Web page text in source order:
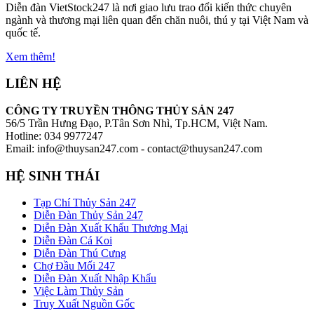
Diễn đàn VietStock247 là nơi giao lưu trao đổi kiến thức chuyên
ngành và thương mại liên quan đến chăn nuôi, thú y tại Việt Nam và
quốc tế.
Xem thêm!
LIÊN HỆ
CÔNG TY TRUYỀN THÔNG THỦY SẢN 247
56/5 Trần Hưng Đạo, P.Tân Sơn Nhì, Tp.HCM, Việt Nam.
Hotline: 034 9977247
Email: info@thuysan247.com - contact@thuysan247.com
HỆ SINH THÁI
Tạp Chí Thủy Sản 247
Diễn Đàn Thủy Sản 247
Diễn Đàn Xuất Khẩu Thương Mại
Diễn Đàn Cá Koi
Diễn Đàn Thú Cưng
Chợ Đầu Mối 247
Diễn Đàn Xuất Nhập Khẩu
Việc Làm Thủy Sản
Truy Xuất Nguồn Gốc